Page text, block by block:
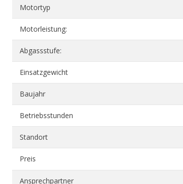
Motortyp
Motorleistung:
Abgassstufe:
Einsatzgewicht
Baujahr
Betriebsstunden
Standort
Preis
Ansprechpartner